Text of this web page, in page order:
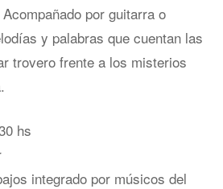
por guitarra o
y palabras que cuentan las
trovero frente a los misterios
hs
integrado por músicos del